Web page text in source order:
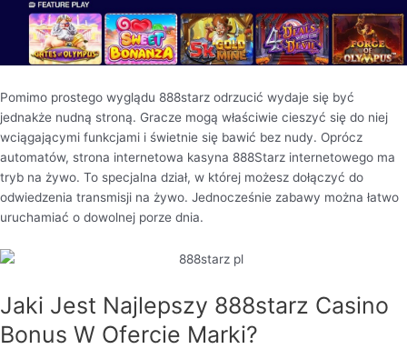
Pomimo prostego wyglądu 888starz odrzucić wydaje się być
jednakże nudną stroną. Gracze mogą właściwie cieszyć się do niej
wciągającymi funkcjami i świetnie się bawić bez nudy. Oprócz
automatów, strona internetowa kasyna 888Starz internetowego ma
tryb na żywo. To specjalna dział, w której możesz dołączyć do
odwiedzenia transmisji na żywo. Jednocześnie zabawy można łatwo
uruchamiać o dowolnej porze dnia.
Jаkі Jеst Nаjlеpszу 888stаrz Cаsіnо
Bоnus W Оfеrcіе Mаrkі?